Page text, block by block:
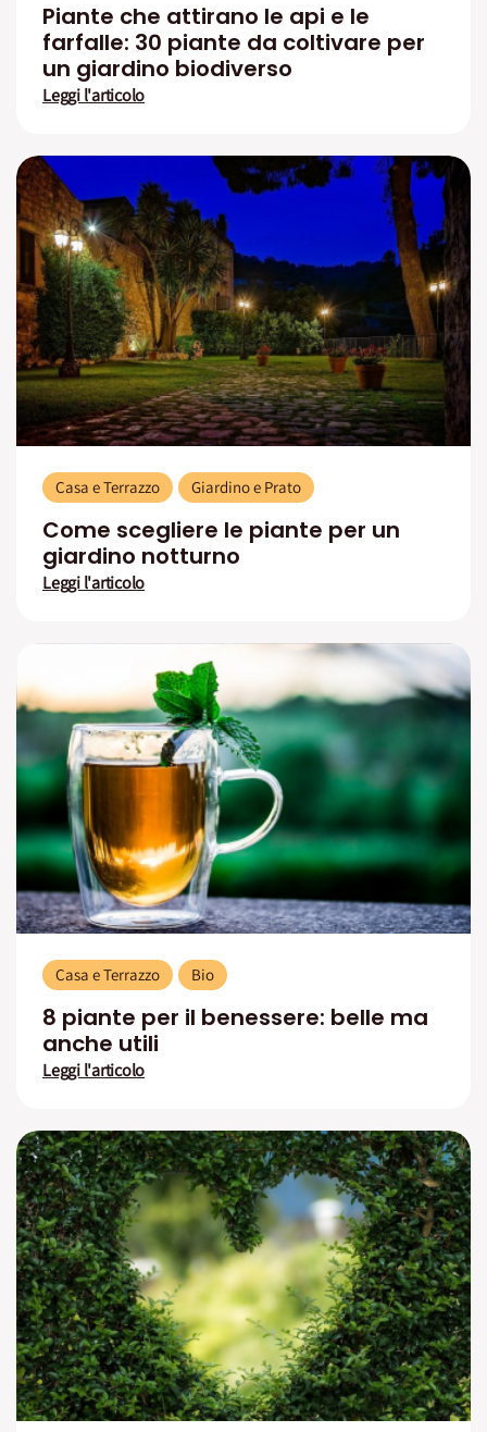
Piante che attirano le api e le
farfalle: 30 piante da coltivare per
un giardino biodiverso
Leggi l'articolo
Casa e Terrazzo Giardino e Prato
Come scegliere le piante per un
giardino notturno
Leggi l'articolo
Casa e Terrazzo Bio
8 piante per il benessere: belle ma
anche utili
Leggi l'articolo